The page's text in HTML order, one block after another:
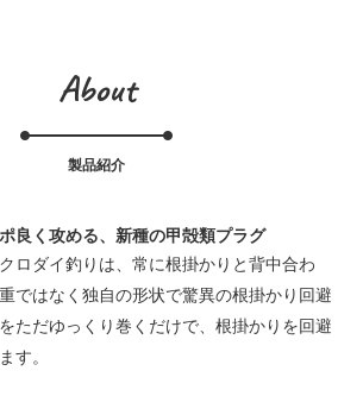
About
製品紹介
良く攻める、新種の甲殻類プラグ
ロダイ釣りは、常に根掛かりと背中合わ
ではなく独自の形状で驚異の根掛かり回避
ただゆっくり巻くだけで、根掛かりを回避
す。